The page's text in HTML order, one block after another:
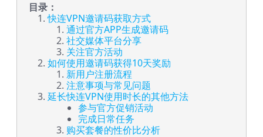
目录：
快连VPN邀请码获取方式
通过官方APP生成邀请码
社交媒体平台分享
关注官方活动
如何使用邀请码获得10天奖励
新用户注册流程
注意事项与常见问题
延长快连VPN使用时长的其他方法
参与官方促销活动
完成日常任务
购买套餐的性价比分析